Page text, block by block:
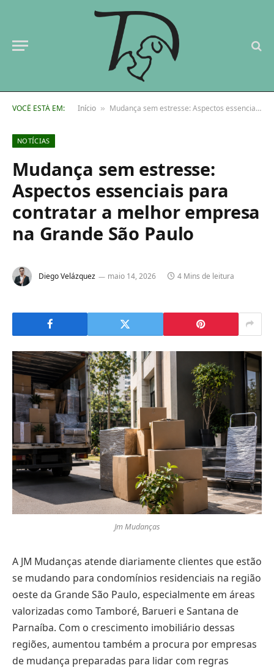
VOCÊ ESTÁ EM: Início » Mudança sem estresse: Aspectos essenciais para contratar a melhor empresa na Grande São Paulo
NOTÍCIAS
Mudança sem estresse:
Aspectos essenciais para
contratar a melhor empresa
na Grande São Paulo
Diego Velázquez maio 14, 2026 4 Mins de leitura
Jm Mudanças
A JM Mudanças atende diariamente clientes que estão
se mudando para condomínios residenciais na região
oeste da Grande São Paulo, especialmente em áreas
valorizadas como Tamboré, Barueri e Santana de
Parnaíba. Com o crescimento imobiliário dessas
regiões, aumentou também a procura por empresas
de mudança preparadas para lidar com regras